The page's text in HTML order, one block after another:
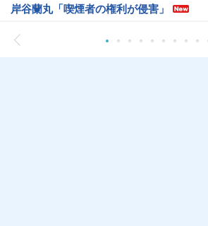
岸谷蘭丸「喫煙者の権利が侵害」